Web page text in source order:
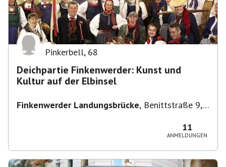
Pinkerbell, 68
Deichpartie Finkenwerder: Kunst und
Kultur auf der Elbinsel
Finkenwerder Landungsbrücke, Benittstraße 9,
11
ANMELDUNGEN